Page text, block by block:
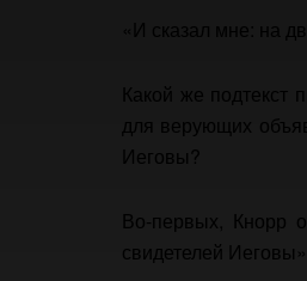
Какой же подтекст
для верующих
Иеговы?
Во-первых, Кнорр
свидетелей